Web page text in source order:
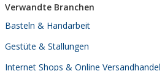
Verwandte Branchen
Basteln & Handarbeit
Gestüte & Stallungen
Internet Shops & Online Versandhandel